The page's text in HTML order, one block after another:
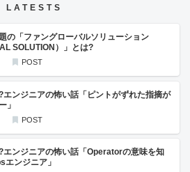
LATESTS
の「ファングローバルソリューション
SOLUTION）」とは?
POST
エンジニアの怖い話「ピントがずれた指摘が
」
POST
エンジニアの怖い話「Operatorの意味を知
エンジニア」